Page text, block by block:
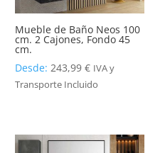
Mueble de Baño Neos 100
cm. 2 Cajones, Fondo 45
cm.
Desde: 243,99 € IVA y
Transporte Incluido